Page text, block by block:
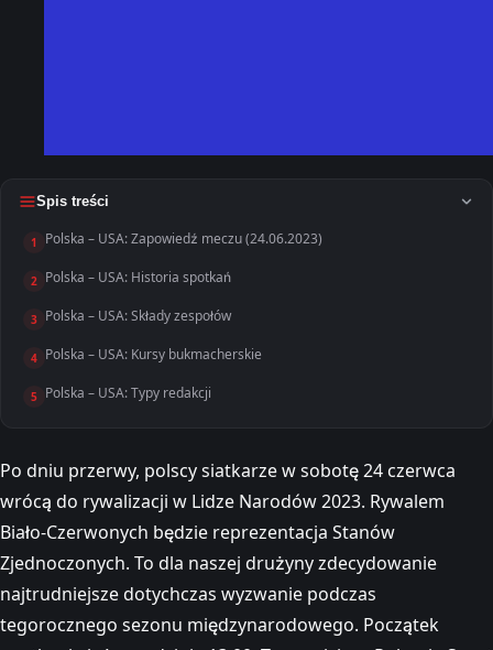
Spis treści
1 Polska – USA: Zapowiedź meczu (24.06.2023)
2 Polska – USA: Historia spotkań
3 Polska – USA: Składy zespołów
4 Polska – USA: Kursy bukmacherskie
5 Polska – USA: Typy redakcji
Po dniu przerwy, polscy siatkarze w sobotę 24 czerwca
wrócą do rywalizacji w Lidze Narodów 2023. Rywalem
Biało-Czerwonych będzie reprezentacja Stanów
Zjednoczonych. To dla naszej drużyny zdecydowanie
najtrudniejsze dotychczas wyzwanie podczas
tegorocznego sezonu międzynarodowego. Początek